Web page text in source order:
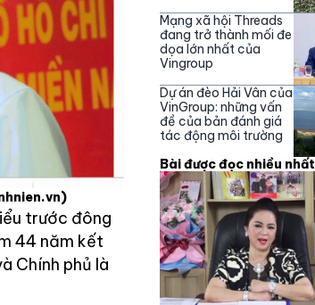
trước đông
44 năm kết
Chính phủ là
Mạng xã hội Threads
đang trở thành mối đe
dọa lớn nhất của
Vingroup
Dự án đèo Hải Vân của
VinGroup: những vấn
đề của bản đánh giá
tác động môi trường
Bài được đọc nhiều nhất